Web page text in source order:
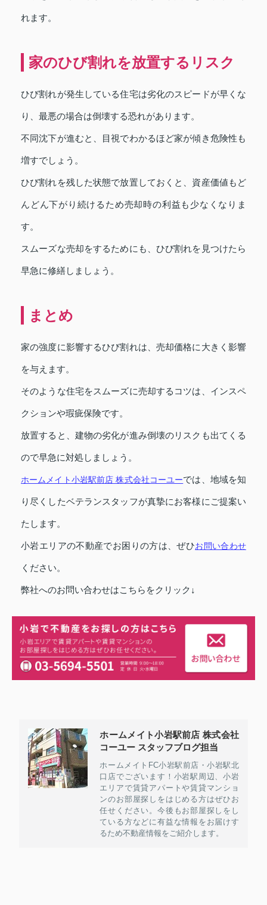
れます。
家のひび割れを放置するリスク
ひび割れが発生している住宅は劣化のスピードが早くな
り、最悪の場合は倒壊する恐れがあります。
不同沈下が進むと、目視でわかるほど家が傾き危険性も
増すでしょう。
ひび割れを残した状態で放置しておくと、資産価値もど
んどん下がり続けるため売却時の利益も少なくなりま
す。
スムーズな売却をするためにも、ひび割れを見つけたら
早急に修繕しましょう。
まとめ
家の強度に影響するひび割れは、売却価格に大きく影響
を与えます。
そのような住宅をスムーズに売却するコツは、インスペ
クションや瑕疵保険です。
放置すると、建物の劣化が進み倒壊のリスクも出てくる
ので早急に対処しましょう。
ホームメイト小岩駅前店 株式会社コーユーでは、地域を知
り尽くしたベテランスタッフが真摯にお客様にご提案い
たします。
小岩エリアの不動産でお困りの方は、ぜひお問い合わせ
ください。
弊社へのお問い合わせはこちらをクリック↓
ホームメイト小岩駅前店 株式会社
コーユー スタッフブログ担当
ホームメイトFC小岩駅前店・小岩駅北
口店でございます！小岩駅周辺、小岩
エリアで賃貸アパートや賃貸マンショ
ンのお部屋探しをはじめる方はぜひお
任せください。今後もお部屋探しをし
ている方などに有益な情報をお届けす
るため不動産情報をご紹介します。